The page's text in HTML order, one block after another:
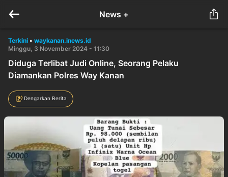
News +
Terkini • waykanan.inews.id
Minggu, 3 November 2024 - 11:30
Diduga Terlibat Judi Online, Seorang Pelaku
Diamankan Polres Way Kanan
Dengarkan Berita